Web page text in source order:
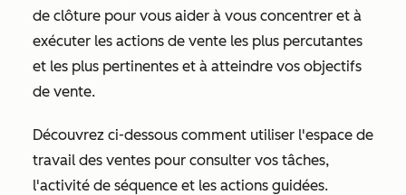
de clôture pour vous aider à vous concentrer et à
exécuter les actions de vente les plus percutantes
et les plus pertinentes et à atteindre vos objectifs
de vente.
Découvrez ci-dessous comment utiliser l'espace de
travail des ventes pour consulter vos tâches,
l'activité de séquence et les actions guidées.